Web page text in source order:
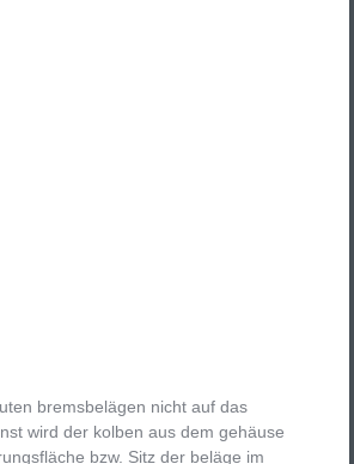
bremsbelägen nicht auf das
wird der kolben aus dem gehäuse
bzw. Sitz der beläge im